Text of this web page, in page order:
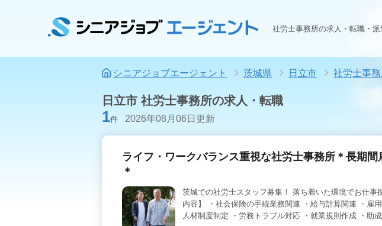
社労士事務所の求人・転職・
シニアジョブエージェント 茨城県 日立市 社労士事
日立市 社労士事務所の求人・転職
1件 2026年08月06日更新
ライフ・ワークバランス重視な社労士事務所＊長期間
＊
茨城での社労士スタッフ募集！ 落ち着いた環境でお仕事
内容】 ・社会保険の手続業務関連 ・給与計算関連 ・雇
人材制度制定 ・労務トラブル対応 ・就業規則作成 ・助